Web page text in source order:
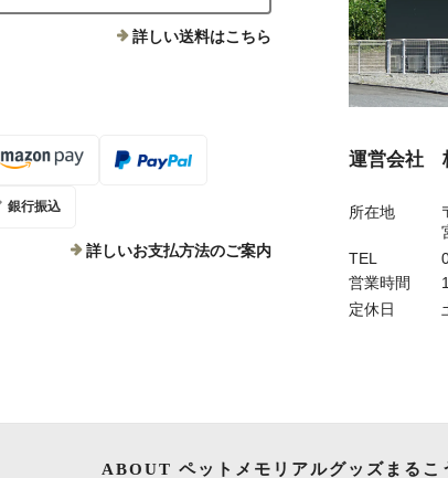
詳しい送料はこちら
銀行振込
詳しいお支払方法のご案内
運営会社
所在地
TEL
営業時間
定休日
ABOUT ペットメモリアルグッズまるこ